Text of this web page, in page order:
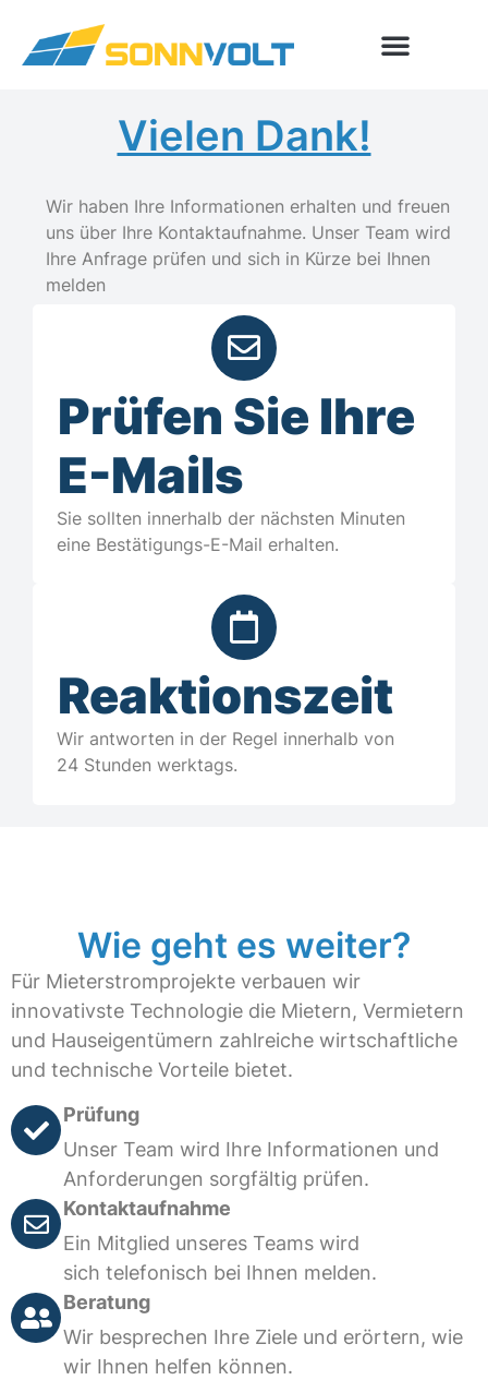
Vielen Dank!
Wir haben Ihre Informationen erhalten und freuen
uns über Ihre Kontaktaufnahme. Unser Team wird
Ihre Anfrage prüfen und sich in Kürze bei Ihnen
melden
Prüfen Sie Ihre
E-Mails
Sie sollten innerhalb der nächsten Minuten
eine Bestätigungs-E-Mail erhalten.
Reaktionszeit
Wir antworten in der Regel innerhalb von
24 Stunden werktags.
Wie geht es weiter?
Für Mieterstromprojekte verbauen wir
innovativste Technologie die Mietern, Vermietern
und Hauseigentümern zahlreiche wirtschaftliche
und technische Vorteile bietet.
Prüfung
Unser Team wird Ihre Informationen und
Anforderungen sorgfältig prüfen.
Kontaktaufnahme
Ein Mitglied unseres Teams wird
sich telefonisch bei Ihnen melden.
Beratung
Wir besprechen Ihre Ziele und erörtern, wie
wir Ihnen helfen können.